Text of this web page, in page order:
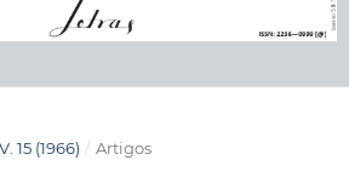
V. 15 (1966) / Artigos